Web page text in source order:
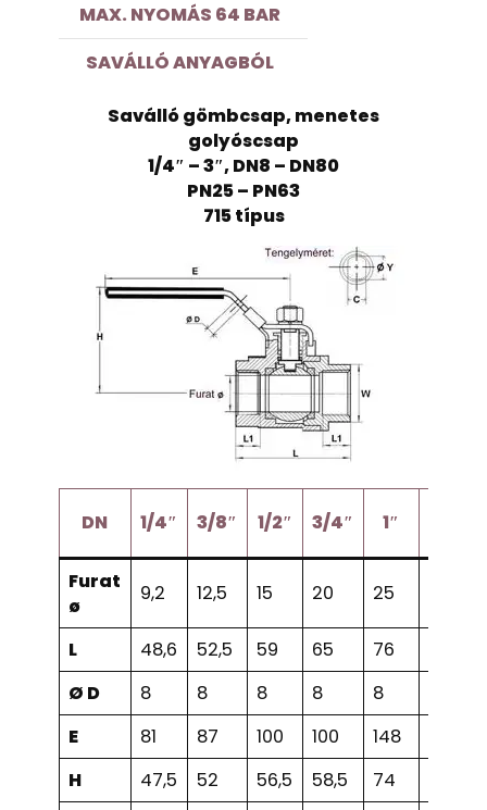
MAX. NYOMÁS 64 BAR
SAVÁLLÓ ANYAGBÓL
Saválló gömbcsap, menetes
golyóscsap
1/4″ – 3″, DN8 – DN80
PN25 – PN63
715 típus
DN 1/4″ 3/8″ 1/2″ 3/4″ 1″
Furat
ø
9,2 12,5 15 20 25
L 48,6 52,5 59 65 76
Ø D
8 8 8 8 8
E
81 87 100 100 148
H
47,5 52 56,5 58,5 74